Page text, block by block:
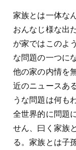
家族とは一体な
おんなじ様な出
が家ではこのよ
な問題の一つに
他の家の内情を
近のニュースあ
うな問題は何も
全世界的に問題
せん、曰く家族
る。家族とは子